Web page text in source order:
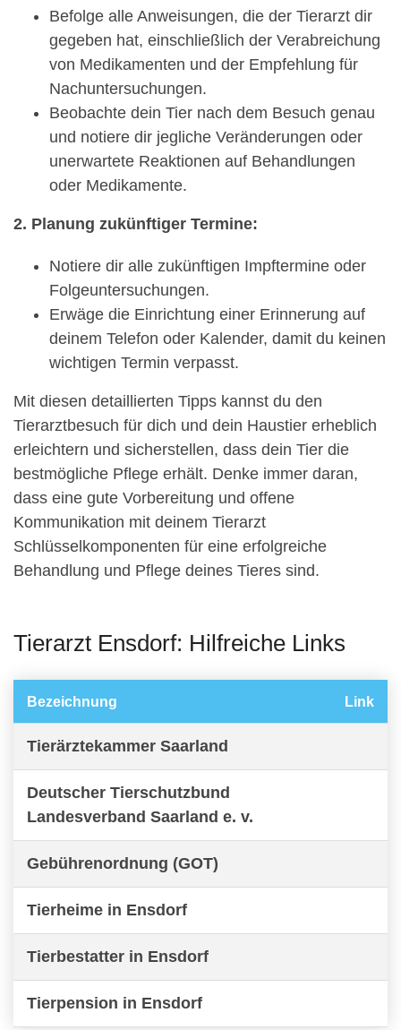
Befolge alle Anweisungen, die der Tierarzt dir
gegeben hat, einschließlich der Verabreichung
von Medikamenten und der Empfehlung für
Nachuntersuchungen.
Beobachte dein Tier nach dem Besuch genau
und notiere dir jegliche Veränderungen oder
unerwartete Reaktionen auf Behandlungen
oder Medikamente.
2. Planung zukünftiger Termine:
Notiere dir alle zukünftigen Impftermine oder
Folgeuntersuchungen.
Erwäge die Einrichtung einer Erinnerung auf
deinem Telefon oder Kalender, damit du keinen
wichtigen Termin verpasst.
Mit diesen detaillierten Tipps kannst du den
Tierarztbesuch für dich und dein Haustier erheblich
erleichtern und sicherstellen, dass dein Tier die
bestmögliche Pflege erhält. Denke immer daran,
dass eine gute Vorbereitung und offene
Kommunikation mit deinem Tierarzt
Schlüsselkomponenten für eine erfolgreiche
Behandlung und Pflege deines Tieres sind.
Tierarzt Ensdorf: Hilfreiche Links
Bezeichnung Link
Tierärztekammer Saarland
Deutscher Tierschutzbund
Landesverband Saarland e. v.
Gebührenordnung (GOT)
Tierheime in Ensdorf
Tierbestatter in Ensdorf
Tierpension in Ensdorf